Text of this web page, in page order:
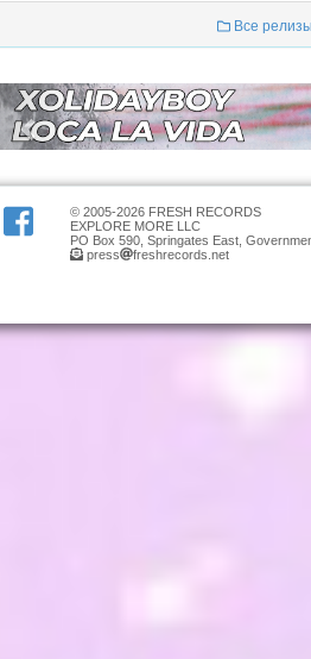
Все
© 2005-2026 FRESH RECORDS
EXPLORE MORE LLC
PO Box 590, Springates East,
press
freshrecords.net